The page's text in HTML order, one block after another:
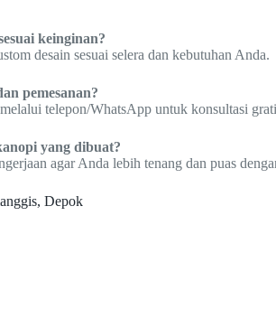
keinginan?
desain sesuai selera dan kebutuhan Anda.
pemesanan?
telepon/WhatsApp untuk konsultasi
yang dibuat?
agar Anda lebih tenang dan puas
Depok